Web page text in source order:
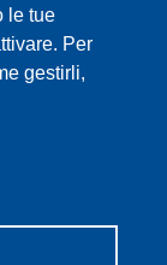
le tue
Per
gestirli,
(Segreteria)